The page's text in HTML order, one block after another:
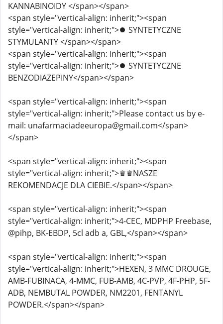
KANNABINOIDY </span></span>
<span style="vertical-align: inherit;"><span
style="vertical-align: inherit;">⏺️ SYNTETYCZNE
STYMULANTY </span></span>
<span style="vertical-align: inherit;"><span
style="vertical-align: inherit;">⏺️ SYNTETYCZNE
BENZODIAZEPINY</span></span>
<span style="vertical-align: inherit;"><span
style="vertical-align: inherit;">Please contact us by e-
mail: unafarmaciadeeuropa@gmail.com</span>
</span>
<span style="vertical-align: inherit;"><span
style="vertical-align: inherit;">♛♛NASZE
REKOMENDACJE DLA CIEBIE.</span></span>
<span style="vertical-align: inherit;"><span
style="vertical-align: inherit;">4-CEC, MDPHP Freebase,
@pihp, BK-EBDP, 5cl adb a, GBL,</span></span>
<span style="vertical-align: inherit;"><span
style="vertical-align: inherit;">HEXEN, 3 MMC DROUGE,
AMB-FUBINACA, 4-MMC, FUB-AMB, 4C-PVP, 4F-PHP, 5F-
ADB, NEMBUTAL POWDER, NM2201, FENTANYL
POWDER.</span></span>